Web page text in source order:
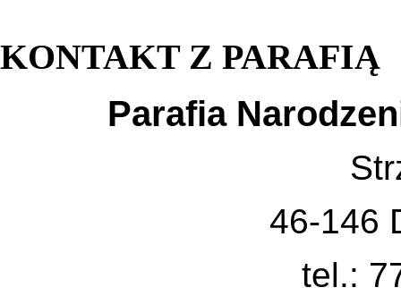
KONTAKT Z PARAFIĄ
Parafia
46-146
tel.: